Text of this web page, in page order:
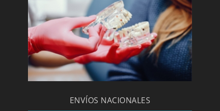
Periodoncia
Periodontitis
Prótesis dental en A coruña
Prótesis dental en Albacete
Prótesis dental en Almería
Prótesis dental en Guadalajara
ENVÍOS NACIONALES